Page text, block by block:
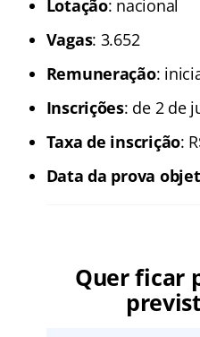
Lotação: nacional
Vagas: 3.652
Remuneração:
Inscrições: de 2 de
Taxa de inscrição:
Data da prova
Quer ficar